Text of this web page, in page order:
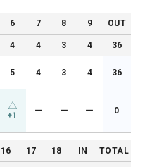
6 7 8 9 OUT
4 4 3 4 36
5 4 3 4 36
+1 ー ー ー 0
16 17 18 IN TOTAL